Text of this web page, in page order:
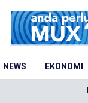
NEWS EKONOMI